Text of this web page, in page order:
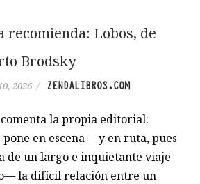
recomienda: Lobos, de
Brodsky
2026 / ZENDALIBROS.COM
comenta la propia editorial:
pone en escena —y en ruta, pues
de un largo e inquietante viaje
la difícil relación entre un